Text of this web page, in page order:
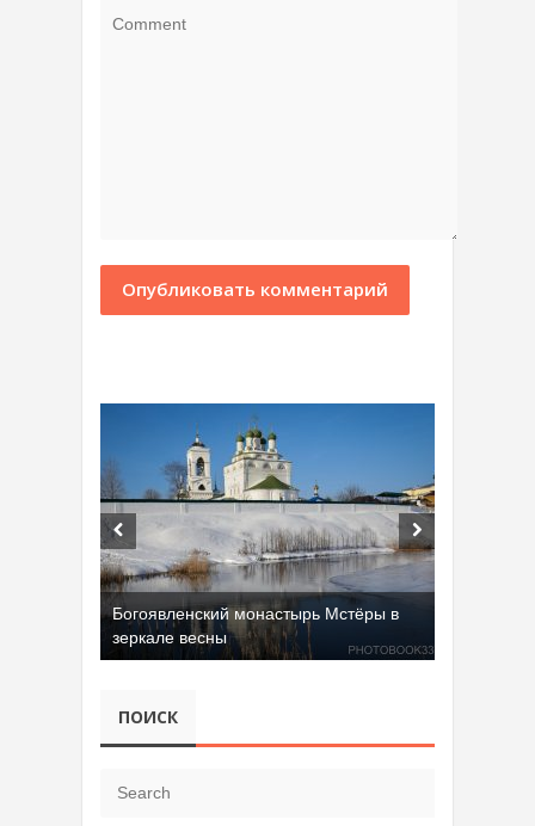
Богоявленский монастырь Мстёры в
зеркале весны
ПОИСК